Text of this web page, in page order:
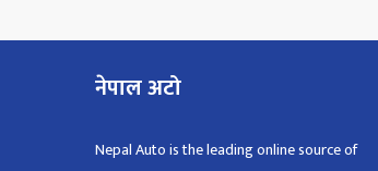
नेपाल अटो
Nepal Auto is the leading online source of